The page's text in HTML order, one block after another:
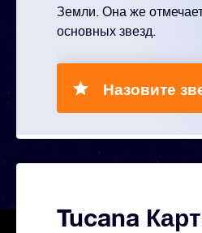
Земли. Она же
основных звезд.
Назовите
Tucana